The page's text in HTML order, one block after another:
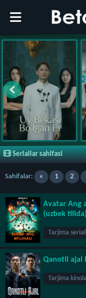
Seriallar sahifasi
Sahifalar: « 1 2
Avatar Ang
(uzbek tilida)
Tarjima
Qanotli ajal
Tarjima